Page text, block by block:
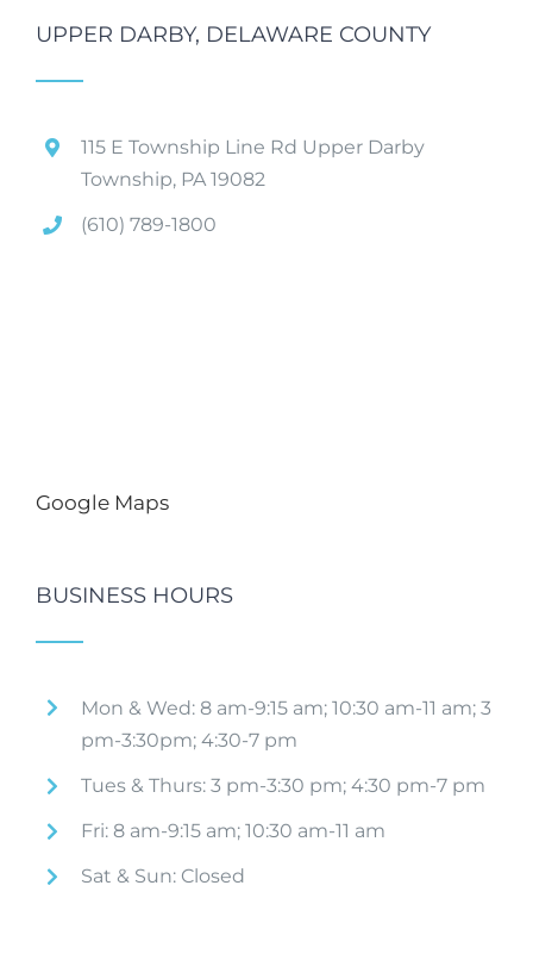
UPPER DARBY, DELAWARE COUNTY
115 E Township Line Rd Upper Darby
Township, PA 19082
(610) 789-1800
Google Maps
BUSINESS HOURS
Mon & Wed: 8 am-9:15 am; 10:30 am-11 am; 3
pm-3:30pm; 4:30-7 pm
Tues & Thurs: 3 pm-3:30 pm; 4:30 pm-7 pm
Fri: 8 am-9:15 am; 10:30 am-11 am
Sat & Sun: Closed